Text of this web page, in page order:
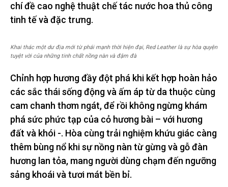
chí đề cao nghệ thuật chế tác nước hoa thủ công
tinh tế và đặc trưng.
Khai thác một dư địa mới từ phái mạnh thời hiện đại, Red Leather là sự hòa quyện
tuyệt vời của những tinh chất nồng nàn và đậm đà
Chỉnh hợp hương đầy đột phá khi kết hợp hoàn hảo
các sắc thái sống động và ấm áp từ da thuộc cùng
cam chanh thơm ngát, để rồi không ngừng khám
phá sức phức tạp của cỏ hương bài – với hương
đất và khói -. Hòa cùng trải nghiệm khứu giác càng
thêm bùng nổ khi sự nồng nàn từ gừng và gỗ đàn
hương lan tỏa, mang người dùng chạm đến ngưỡng
sảng khoái và tươi mát bền bỉ.